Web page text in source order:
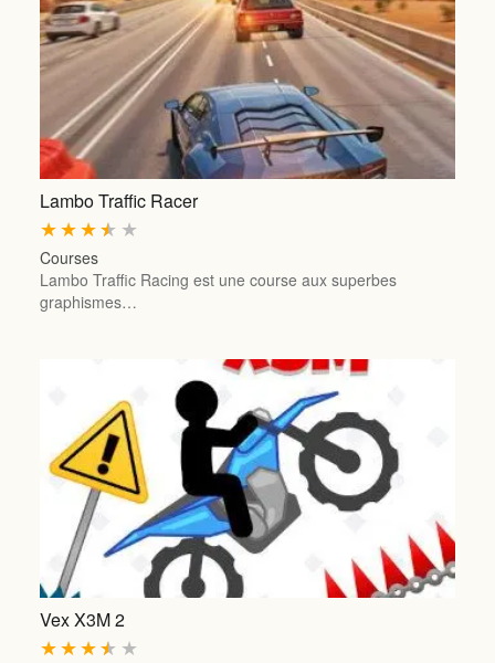
Lambo Traffic Racer
★
★
★
★
★
Courses
Lambo Traffic Racing est une course aux superbes
graphismes…
Vex X3M 2
★
★
★
★
★